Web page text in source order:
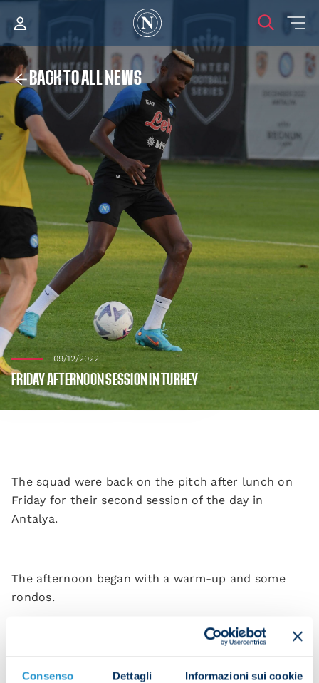
Consenso Dettagli Informazioni sui cookie
BACK TO ALL NEWS
09/12/2022
FRIDAY AFTERNOON SESSION IN TURKEY
The squad were back on the pitch after lunch on
Friday for their second session of the day in
Antalya.
The afternoon began with a warm-up and some
rondos.
goals and did tactical work on a full-size pitch.